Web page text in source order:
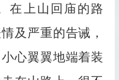
在上山回庙的路
及严重的告诫，
心翼翼地端着装